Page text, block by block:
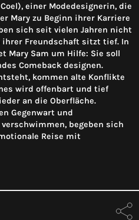
einer Modedesignerin, die
Mary zu Beginn ihrer Karriere
sich seit vielen Jahren nicht
ihrer Freundschaft sitzt tief. In
Mary Sam um Hilfe: Sie soll
Comeback designen.
kommen alte Konflikte
wird offenbart und tief
an die Oberfläche.
Gegenwart und
begeben sich
Reise mit